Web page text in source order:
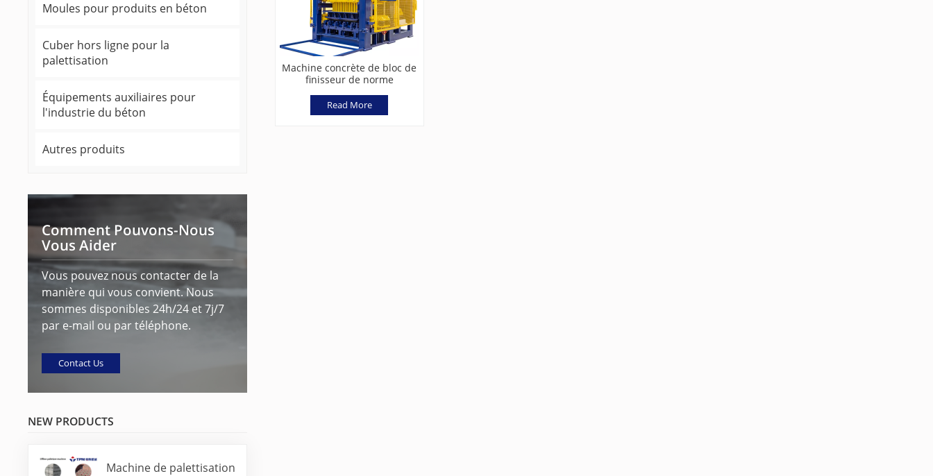
Moules pour produits en béton
Cuber hors ligne pour la
palettisation
Équipements auxiliaires pour
l'industrie du béton
Autres produits
Comment Pouvons-Nous
Vous Aider
Vous pouvez nous contacter de la
manière qui vous convient. Nous
sommes disponibles 24h/24 et 7j/7
par e-mail ou par téléphone.
Contact Us
NEW PRODUCTS
Machine de palettisation
Machine concrète de bloc de
finisseur de norme
servo
Read More